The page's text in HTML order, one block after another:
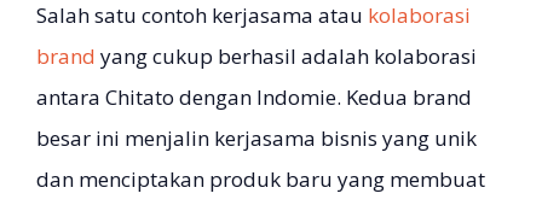
Salah satu contoh kerjasama atau kolaborasi
brand yang cukup berhasil adalah kolaborasi
antara Chitato dengan Indomie. Kedua brand
besar ini menjalin kerjasama bisnis yang unik
dan menciptakan produk baru yang membuat